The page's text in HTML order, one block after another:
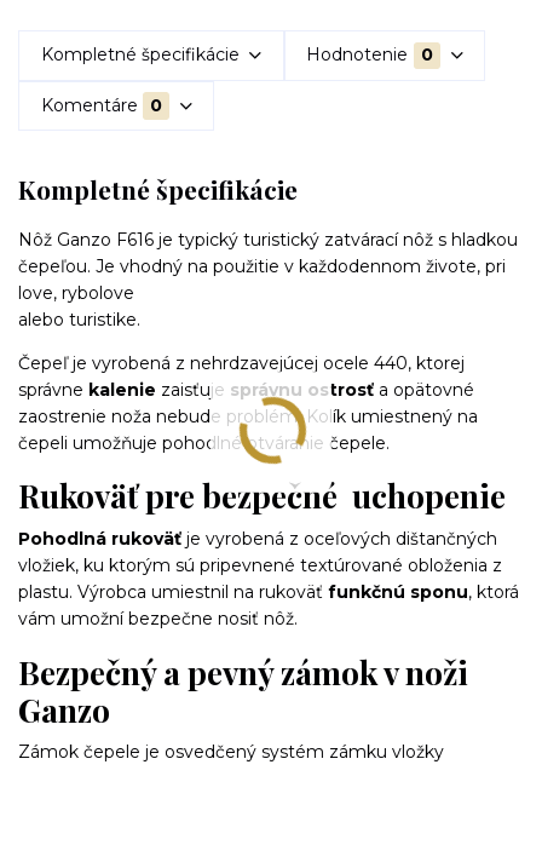
Kompletné špecifikácie Hodnotenie 0
Komentáre 0
Kompletné špecifikácie
Nôž Ganzo F616 je typický turistický zatvárací nôž s hladkou
čepeľou. Je vhodný na použitie v každodennom živote, pri
love, rybolove
alebo turistike.
Čepeľ je vyrobená z nehrdzavejúcej ocele 440, ktorej
správne kalenie zaisťuje správnu ostrosť a opätovné
zaostrenie noža nebude problém. Kolík umiestnený na
čepeli umožňuje pohodlné otváranie čepele.
Rukoväť pre bezpečné uchopenie
Pohodlná rukoväť je vyrobená z oceľových dištančných
vložiek, ku ktorým sú pripevnené textúrované obloženia z
plastu. Výrobca umiestnil na rukoväť funkčnú sponu, ktorá
vám umožní bezpečne nosiť nôž.
Bezpečný a pevný zámok v noži
Ganzo
Zámok čepele je osvedčený systém zámku vložky